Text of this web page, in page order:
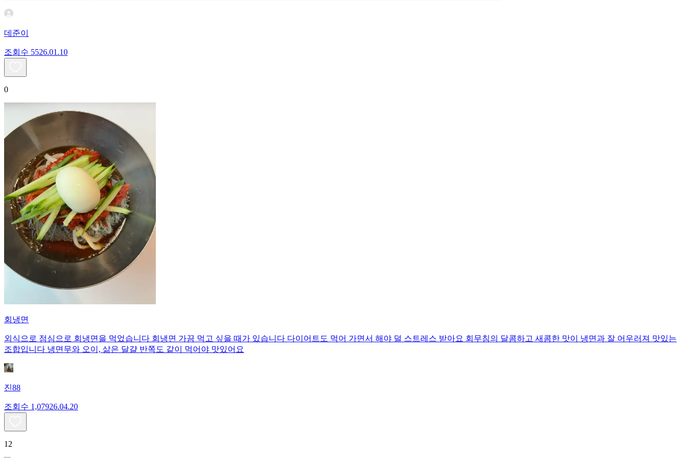
데준이
조회수 5526.01.10
0
회냉면
외식으로 점심으로 회냉면을 먹었습니다 회냉면 가끔 먹고 싶을 때가 있습니다 다이어트도 먹어 가면서 해야 덜 스트레스 받아요 회무침의 달콤하고 새콤한 맛이 냉면과 잘 어우러져 맛있는
조합입니다 냉면무와 오이, 삶은 달걀 반쪽도 같이 먹어야 맛있어요
진88
조회수 1,07926.04.20
12